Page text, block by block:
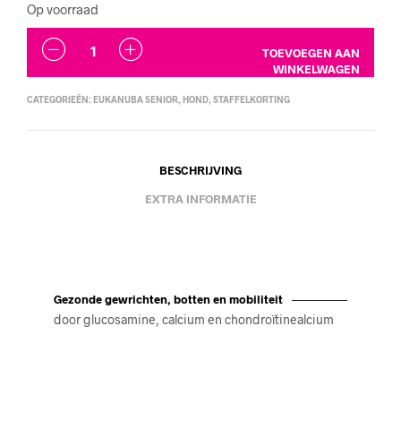
Op voorraad
AANTAL
TOEVOEGEN AAN
WINKELWAGEN
CATEGORIEËN:EUKANUBA SENIOR, HOND, STAFFELKORTING
BESCHRIJVING
EXTRA INFORMATIE
Gezonde gewrichten, botten en mobiliteit
door glucosamine, calcium en chondroïtinealcium